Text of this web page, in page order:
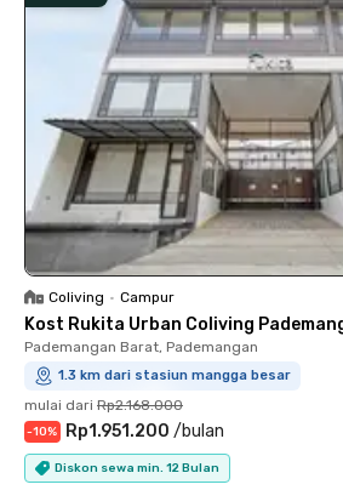
Coliving • Campur
Kost Rukita Urban Coliving
Pademangan Barat, Pademangan
1.3 km dari stasiun mangga besar
mulai dari Rp2.168.000
-10% Rp1.951.200 /bulan
Diskon sewa min. 12 Bulan